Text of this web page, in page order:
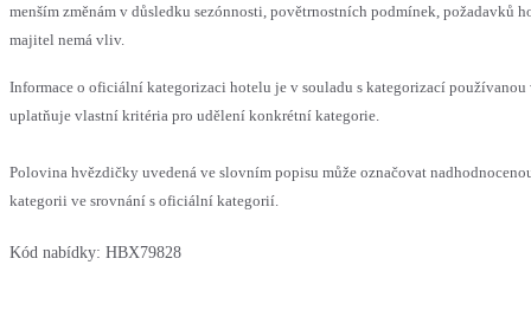
menším změnám v důsledku sezónnosti, povětrnostních podmínek, požadavků
majitel nemá vliv.
Informace o oficiální kategorizaci hotelu je v souladu s kategorizací používanou
uplatňuje vlastní kritéria pro udělení konkrétní kategorie.
Polovina hvězdičky uvedená ve slovním popisu může označovat
kategorii ve srovnání s oficiální kategorií.
Kód nabídky: HBX79828